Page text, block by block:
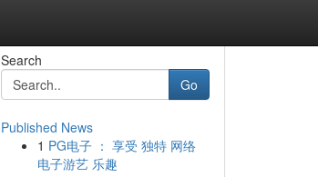
Search
Go
Published News
1 PG电子 ： 享受 独特 网络
电子游艺 乐趣